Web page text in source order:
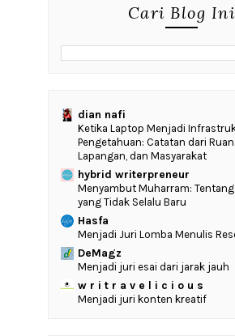
Cari Blog Ini
dian nafi
Ketika Laptop Menjadi
Pengetahuan: Catatan dari
Lapangan, dan Masyarakat
hybrid writerpreneur
Menyambut Muharram: Tentang
yang Tidak Selalu Baru
Hasfa
Menjadi Juri Lomba Menulis
DeMagz
Menjadi juri esai dari jarak jauh
w r i t r a v e l i c i o u s
Menjadi juri konten kreatif